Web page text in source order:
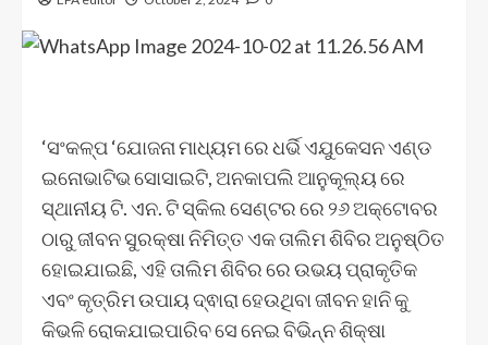
‘ସଂକଳ୍ପ ‘ଯୋଜନା ମାଧ୍ୟମ ରେ ଧର୍ଭି ଏଯୁକେସନ ଏଣ୍ଡ
ଇନୋଭାଟିଭ ସୋସାଇଟି, ଅନକାପଲି ଆନୁକୂଲ୍ୟ ରେ
ସ୍ଥାନୀୟ ଟି. ଏନ. ଟି ସ୍କିଲ ସେଣ୍ଟର ରେ ୨୬ ଅକ୍ଟୋବର
ଠାରୁ ଜୀବନ ସୁରକ୍ଷା ନିମିତ୍ତ ଏକ ତାଲିମ ଶିବିର ଅନୁଷ୍ଠିତ
ହୋଇଯାଇଛି, ଏହି ତାଲିମ ଶିବିର ରେ ଉଭୟ ପ୍ରାକୃତିକ
ଏବଂ କୃତ୍ରିମ ଉପାୟ ଦ୍ଵାରା ହେଉଥିବା ଜୀବନ ହାନି କୁ
କିଭଳି ରୋକଯାଇପାରିବ ସେ ନେଇ ବିଭିନ୍ନ ଶିକ୍ଷା